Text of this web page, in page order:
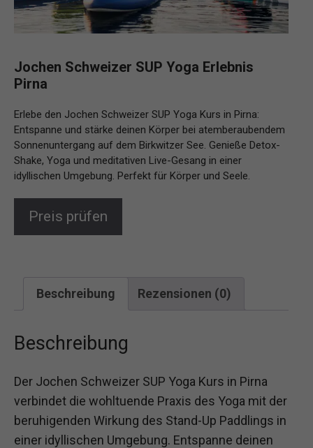
Jochen Schweizer SUP Yoga Erlebnis
Pirna
Erlebe den Jochen Schweizer SUP Yoga Kurs in Pirna:
Entspanne und stärke deinen Körper bei atemberaubendem
Sonnenuntergang auf dem Birkwitzer See. Genieße Detox-
Shake, Yoga und meditativen Live-Gesang in einer
idyllischen Umgebung. Perfekt für Körper und Seele.
Preis prüfen
Beschreibung Rezensionen (0)
Beschreibung
Der Jochen Schweizer SUP Yoga Kurs in Pirna
verbindet die wohltuende Praxis des Yoga mit der
beruhigenden Wirkung des Stand-Up Paddlings in
einer idyllischen Umgebung. Entspanne deinen